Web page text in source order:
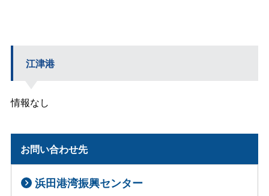
江津港
情報なし
お問い合わせ先
浜田港湾振興センター